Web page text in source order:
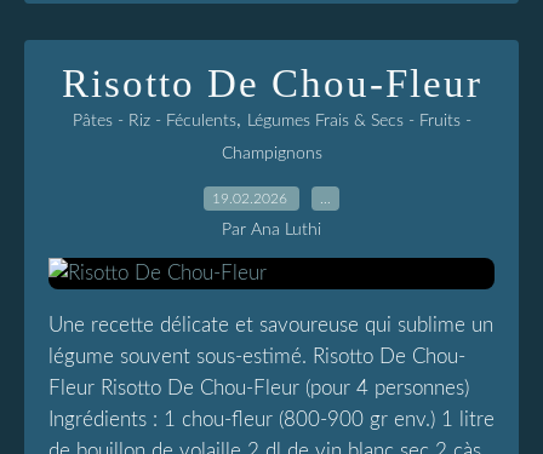
Risotto De Chou-Fleur
Pâtes - Riz - Féculents, Légumes Frais & Secs - Fruits -
Champignons
19.02.2026
Par Ana Luthi
Une recette délicate et savoureuse qui sublime un
légume souvent sous-estimé. Risotto De Chou-
Fleur Risotto De Chou-Fleur (pour 4 personnes)
Ingrédients : 1 chou-fleur (800-900 gr env.) 1 litre